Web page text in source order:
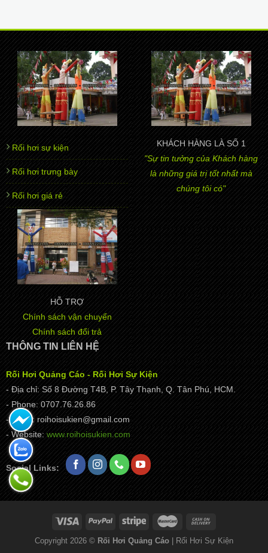
Rối hơi sự kiện
Rối hơi trưng bày
Rối hơi giá rẻ
KHÁCH HÀNG LÀ SỐ 1
"Sự tin tưởng của Khách hàng
là những giá trị tốt nhất mà
chúng tôi có"
HỖ TRỢ
Chính sách vận chuyển
Chính sách đổi trả
THÔNG TIN LIÊN HỆ
Rối Hơi Quảng Cáo - Rối Hơi Sự Kiện
- Địa chỉ: Số 8 Đường T4B, P. Tây Thạnh, Q. Tân Phú, HCM.
- Phone: 0707.76.26.86
- Email: roihoisukien@gmail.com
- Website: www.roihoisukien.com
Social Links:
Copyright 2026 © Rối Hơi Quảng Cáo | Rối Hơi Sự Kiện